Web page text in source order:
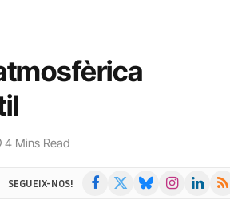
4 Mins Read
SEGUEIX-NOS! Facebook BlueskyInstagramLinkedIn
RSS